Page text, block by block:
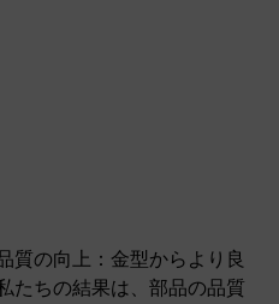
質の向上：金型からより良
たちの結果は、部品の品質